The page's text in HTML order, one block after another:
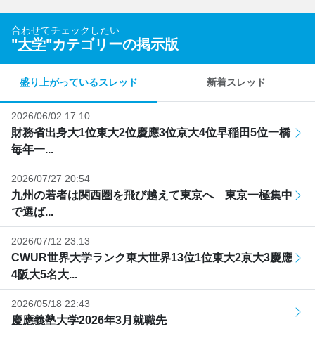
合わせてチェックしたい
"大学"カテゴリーの掲示版
盛り上がっているスレッド 新着スレッド
2026/06/02 17:10
財務省出身大1位東大2位慶應3位京大4位早稲田5位一橋
毎年一...
2026/07/27 20:54
九州の若者は関西圏を飛び越えて東京へ 東京一極集中
で選ば...
2026/07/12 23:13
CWUR世界大学ランク東大世界13位1位東大2京大3慶應
4阪大5名大...
2026/05/18 22:43
慶應義塾大学2026年3月就職先